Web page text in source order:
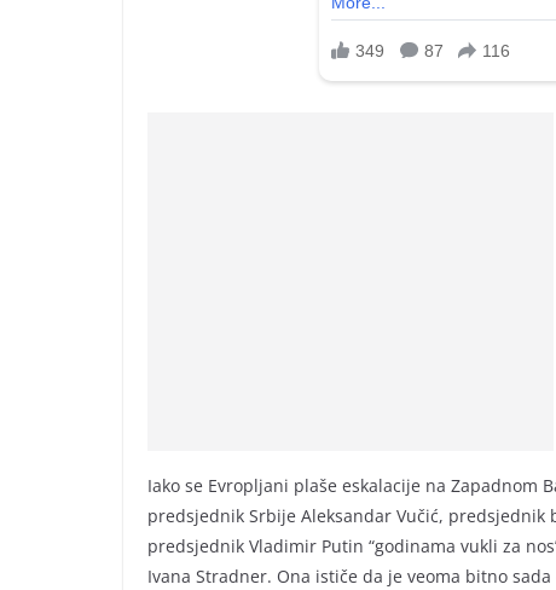
Iako se Evropljani plaše eskalacije na Zapadnom
predsjednik Srbije Aleksandar Vučić,
predsjednik Vladimir Putin “godinama vukli za
Ivana Stradner. Ona ističe da je veoma bitno